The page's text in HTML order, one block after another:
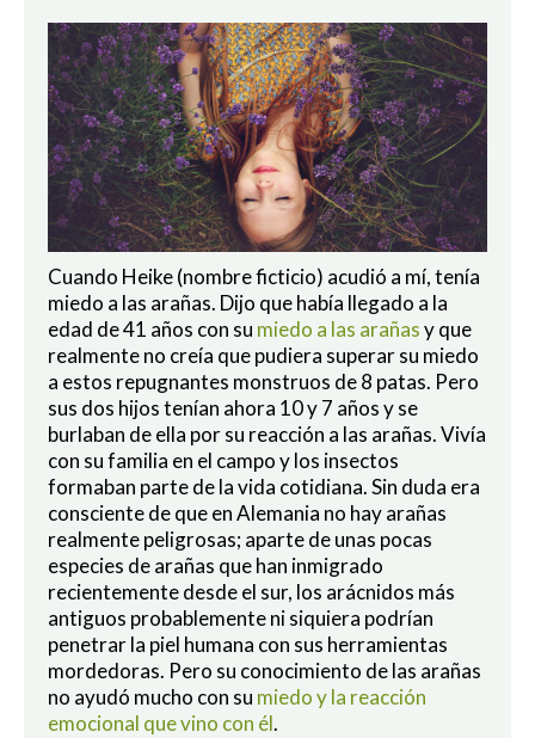
Cuando Heike (nombre ficticio) acudió a mí, tenía
miedo a las arañas. Dijo que había llegado a la
edad de 41 años con su miedo a las arañasy que
realmente no creía que pudiera superar su miedo
a estos repugnantes monstruos de 8 patas. Pero
sus dos hijos tenían ahora 10 y 7 años y se
burlaban de ella por su reacción a las arañas. Vivía
con su familia en el campo y los insectos
formaban parte de la vida cotidiana. Sin duda era
consciente de que en Alemania no hay arañas
realmente peligrosas; aparte de unas pocas
especies de arañas que han inmigrado
recientemente desde el sur, los arácnidos más
antiguos probablemente ni siquiera podrían
penetrar la piel humana con sus herramientas
mordedoras. Pero su conocimiento de las arañas
no ayudó mucho con su miedo y la reacción
emocional que vino con él.